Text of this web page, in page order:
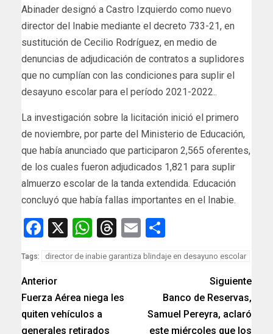
Abinader designó a Castro Izquierdo como nuevo
director del Inabie mediante el decreto 733-21, en
sustitución de Cecilio Rodríguez, en medio de
denuncias de adjudicación de contratos a suplidores
que no cumplían con las condiciones para suplir el
desayuno escolar para el período 2021-2022..
La investigación sobre la licitación inició el primero
de noviembre, por parte del Ministerio de Educación,
que había anunciado que participaron 2,565 oferentes,
de los cuales fueron adjudicados 1,821 para suplir
almuerzo escolar de la tanda extendida. Educación
concluyó que había fallas importantes en el Inabie.
Facebook
X WhatsApp
Threads
Email
Tags: director de inabie garantiza blindaje en desayuno escolar
Anterior
Fuerza Aérea niega les
quiten vehículos a
generales retirados
Siguiente
Banco de Reservas,
Samuel Pereyra, aclaró
este miércoles que los